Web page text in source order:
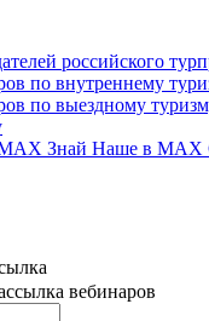
российского
по внутреннему
по выездному
Знай Наше в MAX
вебинаров